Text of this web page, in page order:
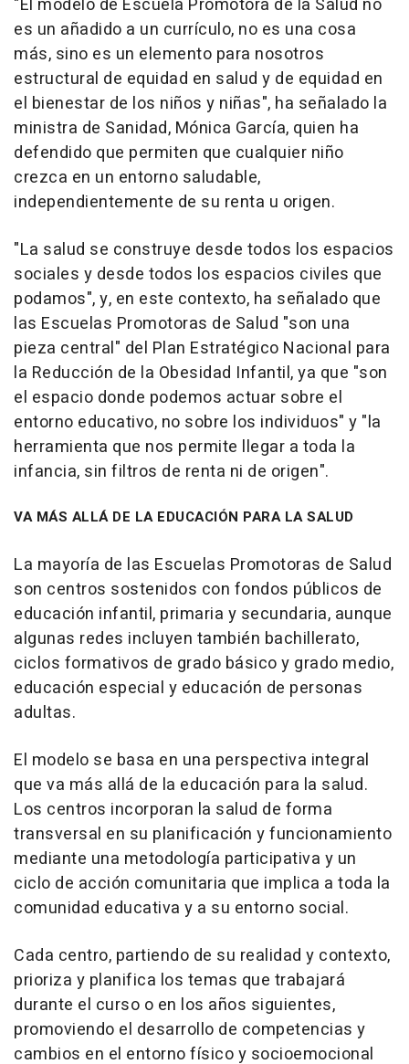
"El modelo de Escuela Promotora de la Salud no
es un añadido a un currículo, no es una cosa
más, sino es un elemento para nosotros
estructural de equidad en salud y de equidad en
el bienestar de los niños y niñas", ha señalado la
ministra de Sanidad, Mónica García, quien ha
defendido que permiten que cualquier niño
crezca en un entorno saludable,
independientemente de su renta u origen.
"La salud se construye desde todos los espacios
sociales y desde todos los espacios civiles que
podamos", y, en este contexto, ha señalado que
las Escuelas Promotoras de Salud "son una
pieza central" del Plan Estratégico Nacional para
la Reducción de la Obesidad Infantil, ya que "son
el espacio donde podemos actuar sobre el
entorno educativo, no sobre los individuos" y "la
herramienta que nos permite llegar a toda la
infancia, sin filtros de renta ni de origen".
VA MÁS ALLÁ DE LA EDUCACIÓN PARA LA SALUD
La mayoría de las Escuelas Promotoras de Salud
son centros sostenidos con fondos públicos de
educación infantil, primaria y secundaria, aunque
algunas redes incluyen también bachillerato,
ciclos formativos de grado básico y grado medio,
educación especial y educación de personas
adultas.
El modelo se basa en una perspectiva integral
que va más allá de la educación para la salud.
Los centros incorporan la salud de forma
transversal en su planificación y funcionamiento
mediante una metodología participativa y un
ciclo de acción comunitaria que implica a toda la
comunidad educativa y a su entorno social.
Cada centro, partiendo de su realidad y contexto,
prioriza y planifica los temas que trabajará
durante el curso o en los años siguientes,
promoviendo el desarrollo de competencias y
cambios en el entorno físico y socioemocional